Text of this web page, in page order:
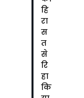
हि
रा
स
त
से
रि
हा
कि